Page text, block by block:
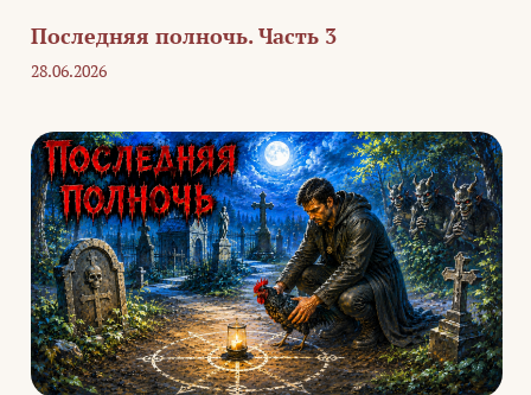
Последняя полночь. Часть 3
28.06.2026